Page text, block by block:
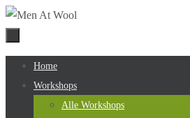
Naar
inhoud
springen
Naar
Home
Workshops
Alle Workshops